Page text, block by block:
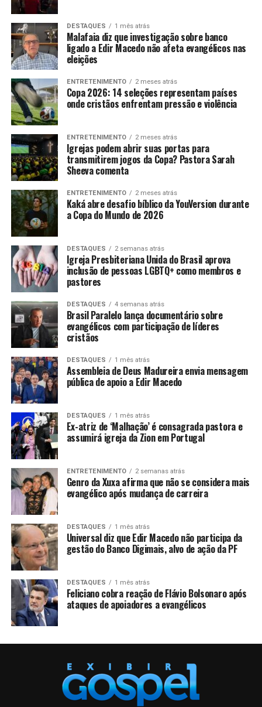
DESTAQUES 1 mês atrás
Malafaia diz que investigação sobre banco
ligado a Edir Macedo não afeta evangélicos nas
eleições
ENTRETENIMENTO 2 meses atrás
Copa 2026: 14 seleções representam países
onde cristãos enfrentam pressão e violência
ENTRETENIMENTO 2 meses atrás
Igrejas podem abrir suas portas para
transmitirem jogos da Copa? Pastora Sarah
Sheeva comenta
ENTRETENIMENTO 2 meses atrás
Kaká abre desafio bíblico da YouVersion durante
a Copa do Mundo de 2026
DESTAQUES 2 semanas atrás
Igreja Presbiteriana Unida do Brasil aprova
inclusão de pessoas LGBTQ+ como membros e
pastores
DESTAQUES 4 semanas atrás
Brasil Paralelo lança documentário sobre
evangélicos com participação de líderes
cristãos
DESTAQUES 1 mês atrás
Assembleia de Deus Madureira envia mensagem
pública de apoio a Edir Macedo
DESTAQUES 1 mês atrás
Ex-atriz de ‘Malhação’ é consagrada pastora e
assumirá igreja da Zion em Portugal
ENTRETENIMENTO 2 semanas atrás
Genro da Xuxa afirma que não se considera mais
evangélico após mudança de carreira
DESTAQUES 1 mês atrás
Universal diz que Edir Macedo não participa da
gestão do Banco Digimais, alvo de ação da PF
DESTAQUES 1 mês atrás
Feliciano cobra reação de Flávio Bolsonaro após
ataques de apoiadores a evangélicos